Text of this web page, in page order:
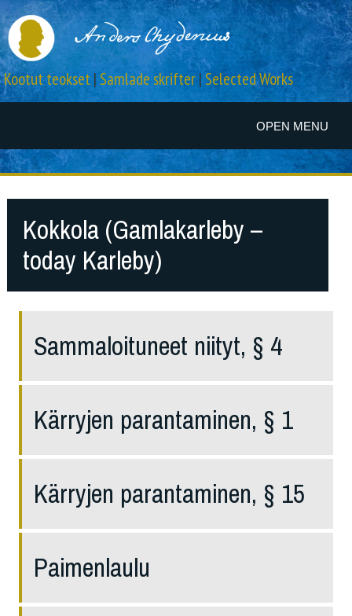
OPEN MENU
Kootut teokset|Samlade skrifter|Selected Works
Kokkola (Gamlakarleby –
today Karleby)
Sammaloituneet niityt, § 4
Kärryjen parantaminen, § 1
Kärryjen parantaminen, § 15
Paimenlaulu